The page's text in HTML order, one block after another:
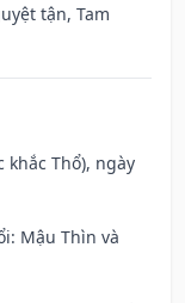
tận, Tam
khắc Thổ), ngày
Mậu Thìn và